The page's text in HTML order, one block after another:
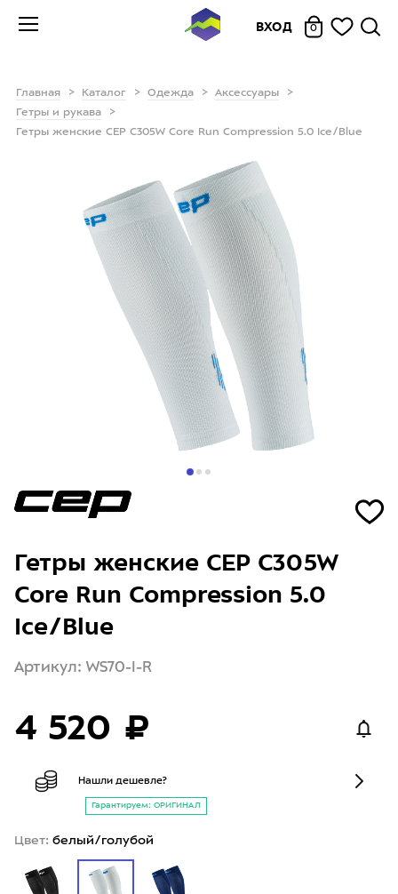
ВХОД 0
Главная Каталог Одежда
Аксессуары
Гетры и рукава
Гетры женские CEP C305W Core Run Compression 5.0 Ice/Blue
Гетры женские CEP C305W
Core Run Compression 5.0
Ice/Blue
Артикул: WS70-I-R
4 520 ₽
Нашли дешевле?
Гарантируем: ОРИГИНАЛ
Цвет: белый/голубой